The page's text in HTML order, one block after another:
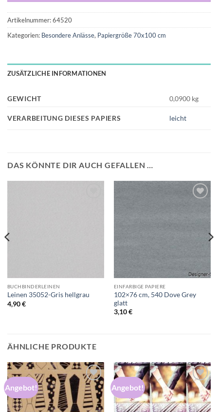
Artikelnummer:64520
Kategorien: Besondere Anlässe, Papiergröße 70x100 cm
ZUSÄTZLICHE INFORMATIONEN
GEWICHT 0,0900 kg
VERARBEITUNG DIESES PAPIERS leicht
DAS KÖNNTE DIR AUCH GEFALLEN …
BUCHBINDERLEINEN
Leinen 35052-Gris hellgrau
4,90€
EINFARBIGE PAPIERE
102×76 cm, 540 Dove Grey
glatt
3,10€
ÄHNLICHE PRODUKTE
Angebot!
Auf die
Wunschliste
Angebot!
Auf die
Wunschliste